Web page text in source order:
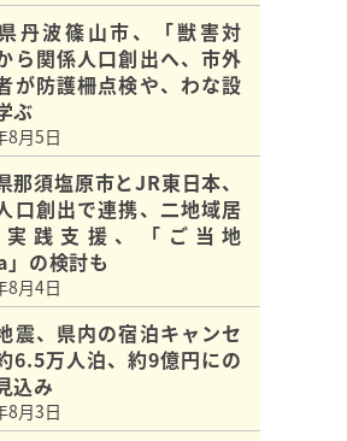
丹波篠山市、「獣害対
ら関係人口創出へ、市外
が防護柵点検や、わな設
ぶ
8月5日
那須塩原市とJR東日本、
口創出で連携、二地域居
践支援、「ご当地
の検討も
8月4日
震、県内の宿泊キャンセ
6.5万人泊、約9億円にの
込み
8月3日